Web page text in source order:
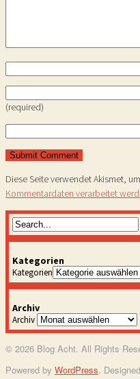
(required)
Diese Seite verwendet Akismet,
Kommentardaten verarbeitet
Kategorien
Kategorien
Archiv
Archiv
© 2026 Blog Acht. All Rights
Powered by WordPress.